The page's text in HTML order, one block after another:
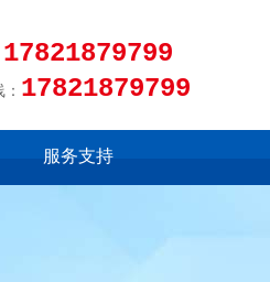
17821879799
17821879799
服务支持